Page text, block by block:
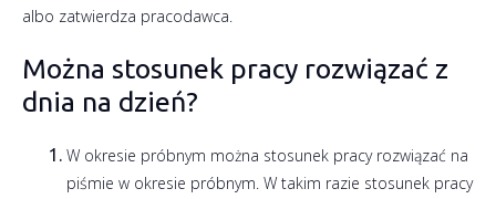
albo zatwierdza pracodawca.
Można stosunek pracy rozwiązać z
dnia na dzień?
W okresie próbnym można stosunek pracy rozwiązać na
piśmie w okresie próbnym. W takim razie stosunek pracy